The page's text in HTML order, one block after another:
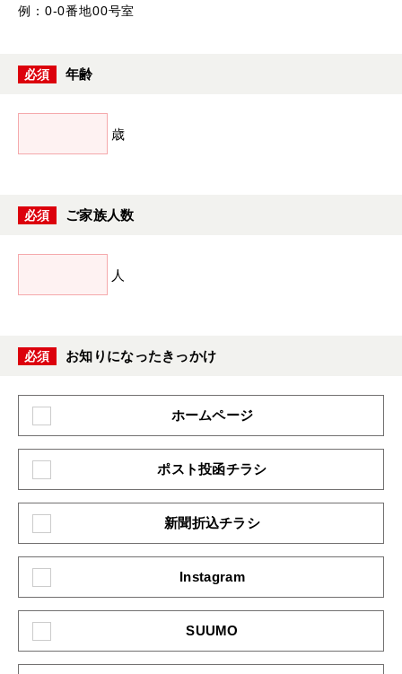
例：0-0番地00号室
必須 年齢
歳
必須 ご家族人数
人
必須 お知りになったきっかけ
ホームページ
ポスト投函チラシ
新聞折込チラシ
Instagram
SUUMO